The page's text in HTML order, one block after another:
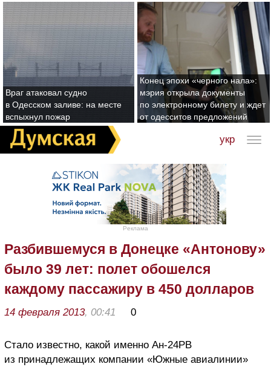
Враг атаковал судно
в Одесском заливе: на месте
вспыхнул пожар
Конец эпохи «черного нала»:
мэрия открыла документы
по электронному билету и ждет
от одесситов предложений
укр
Реклама
Разбившемуся в Донецке «Антонову»
было 39 лет: полет обошелся
каждому пассажиру в 450 долларов
14 февраля 2013, 00:41 0
Стало известно, какой именно Ан-24РВ
из принадлежащих компании «Южные авиалинии»